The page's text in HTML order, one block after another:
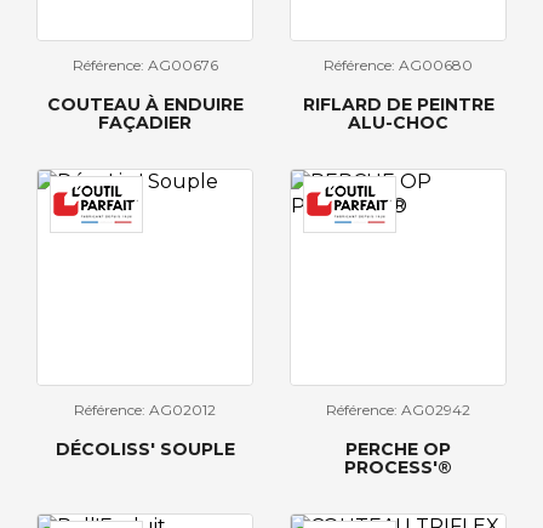
Référence: AG00676
COUTEAU À ENDUIRE
FAÇADIER
Référence: AG00680
RIFLARD DE PEINTRE
ALU-CHOC
Référence: AG02012
DÉCOLISS' SOUPLE
Référence: AG02942
PERCHE OP
PROCESS'®